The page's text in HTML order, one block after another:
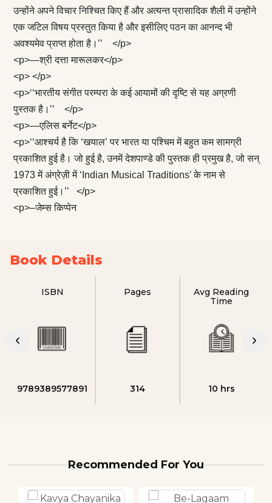
उन्होंने अपने विचार निश्चित किए हैं और अत्यन्त प्रासादिक शैली में उन्होंने
एक जटिल विषय प्रस्तुत किया है और इसीलिए पठन का आनन्द भी
अवश्यमेव प्राप्त होता है।’’ </p>
<p>—श्री दत्ता मारूलकर</p>
<p> </p>
<p>‘‘भारतीय संगीत परम्परा के कई आयामों की दृष्टि से यह अग्रणी
पुस्तक है।’’ </p>
<p>—एलिस बर्नेट</p>
<p>‘‘आश्चर्य है कि ‘खयाल’ पर भारत या पश्चिम में बहुत कम सामग्री
प्रकाशित हुई है। जो हुई है, उनमें देशपाण्डे की पुस्तक ही प्रमुख है, जो सन्
1973 में अंग्रेज़ी में ‘Indian Musical Traditions’ के नाम से
प्रकाशित हुई।’’ </p>
<p>–जेम्स किप्पेन
Book Details
ISBN
9789389577891
Pages
314
Avg Reading
Time
10 hrs
Recommended For You